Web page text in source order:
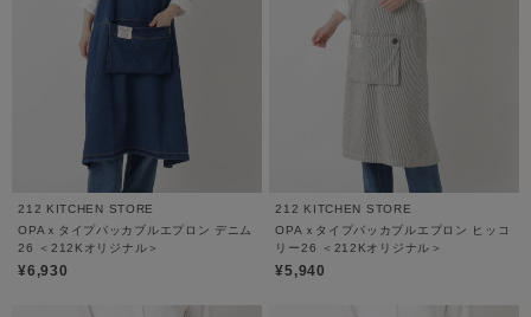
212 KITCHEN STORE
OPAｘタイプパッカブルエプロン デニム
26 ＜212Kオリジナル＞
¥6,930
212 KITCHEN STORE
OPAｘタイプパッカブルエプロン ヒッコ
リー26 ＜212Kオリジナル＞
¥5,940